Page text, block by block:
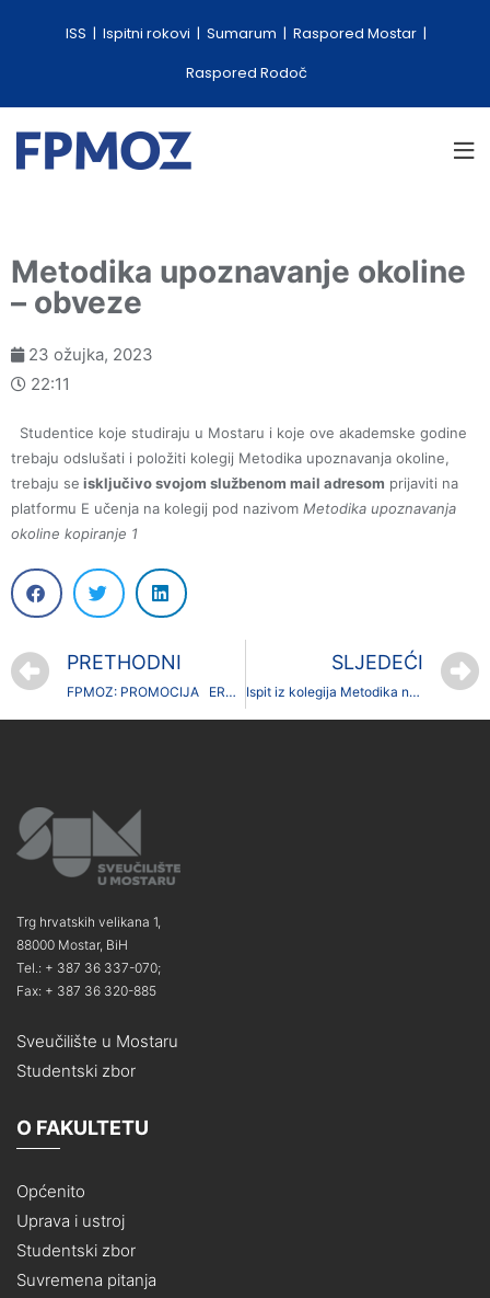
ISS Ispitni rokovi Sumarum
Raspored Mostar
Raspored Rodoč
Metodika upoznavanje okoline
– obveze
23 ožujka, 2023
22:11
Studentice koje studiraju u Mostaru i koje ove akademske godine
trebaju odslušati i položiti kolegij Metodika upoznavanja okoline,
trebaju se isključivo svojom službenom mail adresom prijaviti na
platformu E učenja na kolegij pod nazivom Metodika upoznavanja
okoline kopiranje 1
PRETHODNI
FPMOZ: PROMOCIJA ERASMUS+ PROJEKATA: ETWINNING I EPALE
SLJEDEĆI
Ispit iz kolegija Metodika nastavnog rada
Trg hrvatskih velikana 1,
88000 Mostar, BiH
Tel.: + 387 36 337-070;
Fax: + 387 36 320-885
Sveučilište u Mostaru
Studentski zbor
O FAKULTETU
Općenito
Uprava i ustroj
Studentski zbor
Suvremena pitanja